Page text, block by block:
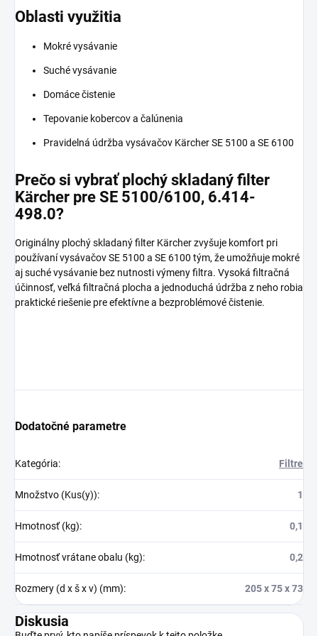
Oblasti využitia
Mokré vysávanie
Suché vysávanie
Domáce čistenie
Tepovanie kobercov a čalúnenia
Pravidelná údržba vysávačov Kärcher SE 5100 a SE 6100
Prečo si vybrať plochý skladaný filter
Kärcher pre SE 5100/6100, 6.414-
498.0?
Originálny plochý skladaný filter Kärcher zvyšuje komfort pri
používaní vysávačov SE 5100 a SE 6100 tým, že umožňuje mokré
aj suché vysávanie bez nutnosti výmeny filtra. Vysoká filtračná
účinnosť, veľká filtračná plocha a jednoduchá údržba z neho robia
praktické riešenie pre efektívne a bezproblémové čistenie.
Dodatočné parametre
Kategória: Filtre
Množstvo (Kus(y)): 1
Hmotnosť (kg): 0,1
Hmotnosť vrátane obalu (kg): 0,2
Rozmery (d x š x v) (mm): 205 x 75 x 73
Diskusia